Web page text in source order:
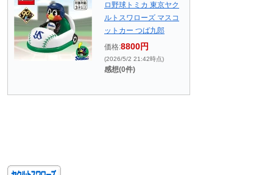
ロ野球トミカ 東京ヤク
ルトスワローズ マスコ
ットカー つば九郎
価格:8800円
(2026/5/2 21:42時点)
感想(0件)